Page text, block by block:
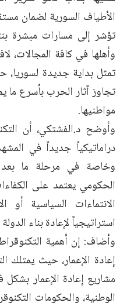
الأطياف السورية لضمان
تؤشر إلى مسارات مبشرة
وأهلها في كافة المجالات،
تمثل بداية جديدة لسوريا،
تجاوز آثار الحرب بأسرع
مواطنيها.
وأوضح د.الفشتكي، أن
دراماتيكياً جديداً في
وخاصة في مرحلة ما بعد
الحكومي يعتمد على
الانتماءات السياسية أو
استراتيجياً لإعادة بناء
وأضاف: إن أهمية
إعادة الإعمار، حيث يمتلك
مشاريع إعادة الإعمار بشكل
الوطنية، والحكومات